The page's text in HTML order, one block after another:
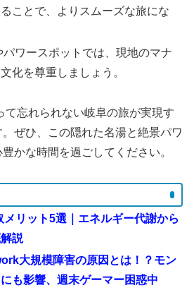
ことで、よりスムーズな旅にな
パワースポットでは、現地のマナ
化を尊重しましょう。
て忘れられない岐阜の旅が実現す
ぜひ、この隠れた名湯と絶景パワ
かな時間を過ごしてください。
メリット5選｜エネルギー代謝から
説
大規模障害の原因とは！？モン
も影響、週末ゲーマー困惑中